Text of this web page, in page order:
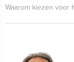
Waarom kiezen voor